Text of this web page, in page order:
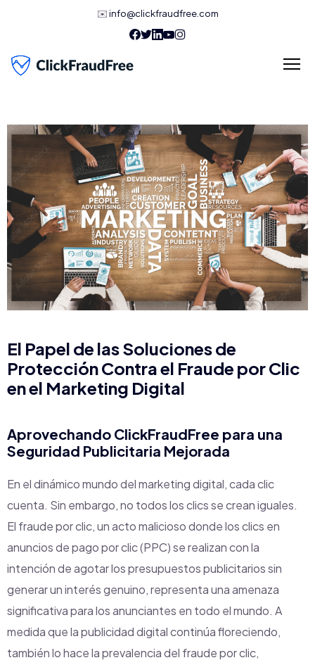
✉️info@clickfraudfree.com
El Papel de las Soluciones de
Protección Contra el Fraude por Clic
en el Marketing Digital
Aprovechando ClickFraudFree para una
Seguridad Publicitaria Mejorada
En el dinámico mundo del marketing digital, cada clic
cuenta. Sin embargo, no todos los clics se crean iguales.
El fraude por clic, un acto malicioso donde los clics en
anuncios de pago por clic (PPC) se realizan con la
intención de agotar los presupuestos publicitarios sin
generar un interés genuino, representa una amenaza
significativa para los anunciantes en todo el mundo. A
medida que la publicidad digital continúa floreciendo,
también lo hace la prevalencia del fraude por clic,